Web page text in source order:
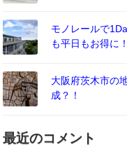
モノレールで
も平日もお得に！
大阪府茨木市の
成？！
最近のコメント